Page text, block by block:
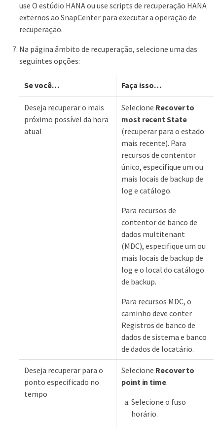
use O estúdio HANA ou use scripts de recuperação HANA
externos ao SnapCenter para executar a operação de
recuperação.
Na página âmbito de recuperação, selecione uma das
seguintes opções:
Se você…​ Faça isso…​
Deseja recuperar o mais
próximo possível da hora
atual
Selecione Recover to
most recent State
(recuperar para o estado
mais recente). Para
recursos de contentor
único, especifique um ou
mais locais de backup de
log e catálogo.
Para recursos de
contentor de banco de
dados multitenant
(MDC), especifique um ou
mais locais de backup de
log e o local do catálogo
de backup.
Para recursos MDC, o
caminho deve conter
Registros de banco de
dados de sistema e banco
de dados de locatário.
Deseja recuperar para o
ponto especificado no
tempo
Selecione Recover to
point in time.
Selecione o fuso
horário.